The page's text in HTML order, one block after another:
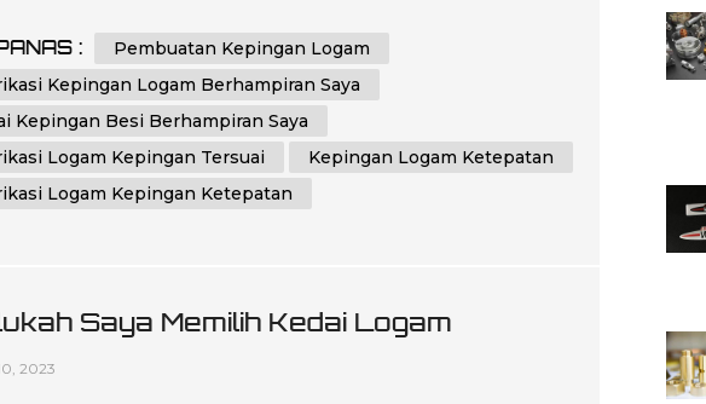
berkualiti dengan teknologi canggih, memastikan tahap
untuk memberikan hasil yang unggu...
:
Pembuatan Kepingan Logam
Kepingan Logam Berhampiran Saya
Kepingan Besi Berhampiran Saya
Logam Kepingan Tersuai
Kepingan Logam Ketepatan
Logam Kepingan Ketepatan
Saya Memilih Kedai Logam
Berdekatan Saya Atau Kedai
2023